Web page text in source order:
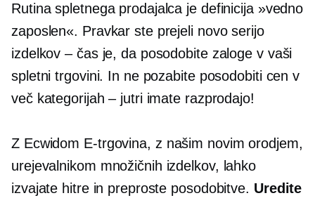
Rutina spletnega prodajalca je definicija »vedno
zaposlen«. Pravkar ste prejeli novo serijo
izdelkov – čas je, da posodobite zaloge v vaši
spletni trgovini. In ne pozabite posodobiti cen v
več kategorijah – jutri imate razprodajo!
Z Ecwidom E-trgovina, z našim novim orodjem,
urejevalnikom množičnih izdelkov, lahko
izvajate hitre in preproste posodobitve. Uredite